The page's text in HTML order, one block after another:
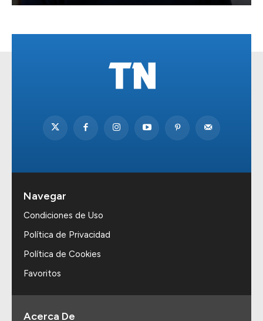
Navegar
Condiciones de Uso
Política de Privacidad
Política de Cookies
Favoritos
Acerca De